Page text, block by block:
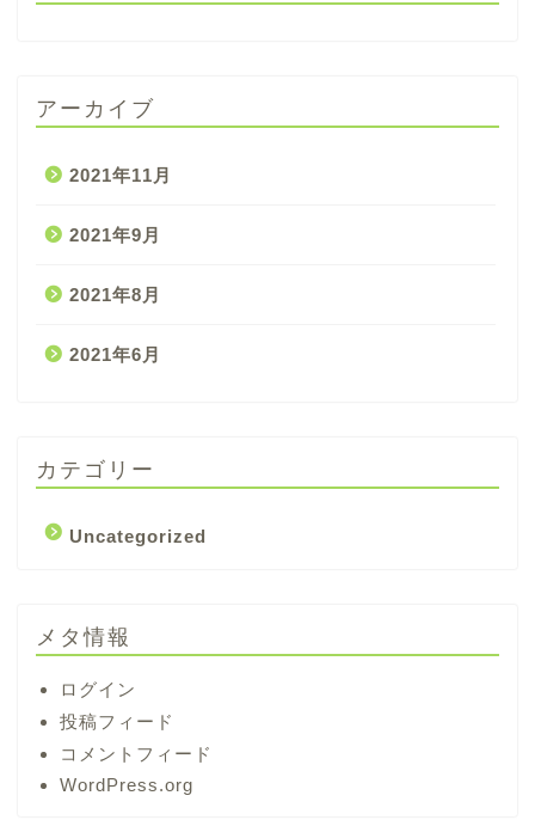
アーカイブ
2021年11月
2021年9月
2021年8月
2021年6月
カテゴリー
Uncategorized
メタ情報
ログイン
投稿フィード
コメントフィード
WordPress.org